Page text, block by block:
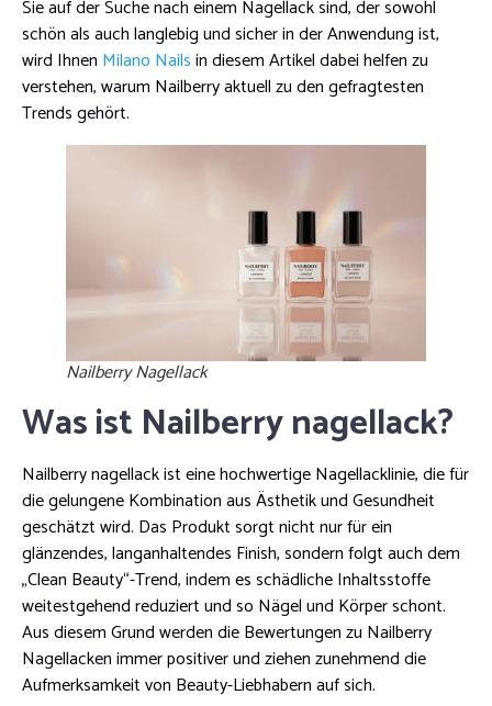
Sie auf der Suche nach einem Nagellack sind, der sowohl
schön als auch langlebig und sicher in der Anwendung ist,
wird Ihnen Milano Nailsin diesem Artikel dabei helfen zu
verstehen, warum Nailberry aktuell zu den gefragtesten
Trends gehört.
Nailberry Nagellack
Was ist Nailberry nagellack?
Nailberry nagellack ist eine hochwertige Nagellacklinie, die für
die gelungene Kombination aus Ästhetik und Gesundheit
geschätzt wird. Das Produkt sorgt nicht nur für ein
glänzendes, langanhaltendes Finish, sondern folgt auch dem
„Clean Beauty“-Trend, indem es schädliche Inhaltsstoffe
weitestgehend reduziert und so Nägel und Körper schont.
Aus diesem Grund werden die Bewertungen zu Nailberry
Nagellacken immer positiver und ziehen zunehmend die
Aufmerksamkeit von Beauty-Liebhabern auf sich.